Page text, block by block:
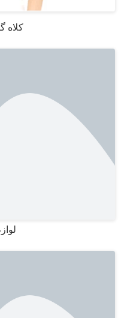
کلاه